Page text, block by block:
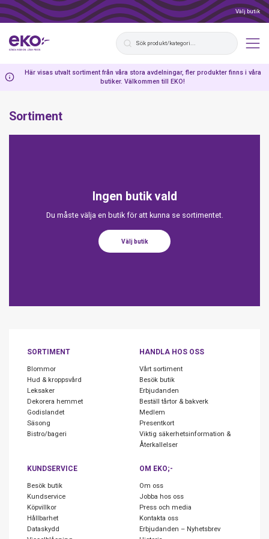
Välj butik
Här visas utvalt sortiment från våra stora avdelningar, fler produkter finns i våra
butiker. Välkommen till EKO!
Sortiment
Ingen butik vald
Du måste välja en butik för att kunna se sortimentet.
Välj butik
SORTIMENT
Blommor
Hud & kroppsvård
Leksaker
Dekorera hemmet
Godislandet
Säsong
Bistro/bageri
HANDLA HOS OSS
Vårt sortiment
Besök butik
Erbjudanden
Beställ tårtor & bakverk
Medlem
Presentkort
Viktig säkerhetsinformation &
Återkallelser
KUNDSERVICE
Besök butik
Kundservice
Köpvillkor
Hållbarhet
Dataskydd
OM EKO;-
Om oss
Jobba hos oss
Press och media
Kontakta oss
Erbjudanden – Nyhetsbrev